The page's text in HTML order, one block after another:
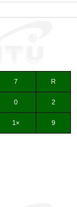
7 R
0 2
1× 9